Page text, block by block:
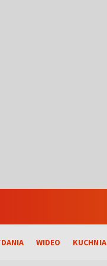
WIDEO KUCHNIA